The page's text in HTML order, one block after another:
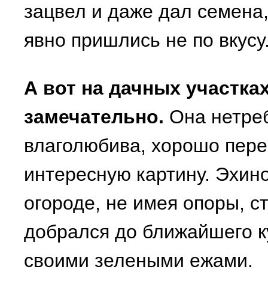
зацвел и даже дал
явно пришлись не по
А вот на дачных
замечательно. Она
влаголюбива, хорошо
интересную картину.
огороде, не имея опоры,
добрался до ближайшего
своими зелеными ежами.